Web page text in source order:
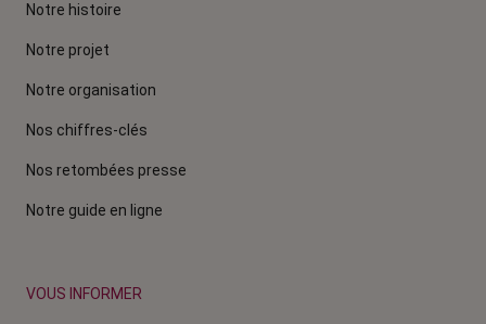
Notre histoire
Notre projet
Notre organisation
Nos chiffres-clés
Nos retombées presse
Notre guide en ligne
VOUS INFORMER